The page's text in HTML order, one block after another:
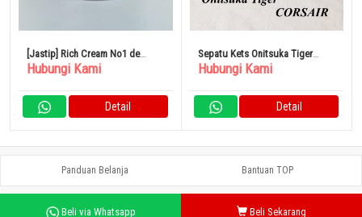
[Jastip] Rich Cream No1 de
Chanel
Hubungi Kami
Detail
Sepatu Kets Onitsuka Tiger
CORSAIR 25,5cm
Hubungi Kami
Detail
Beli via Whatsapp Beli Sekarang
Panduan Belanja Bantuan TOP